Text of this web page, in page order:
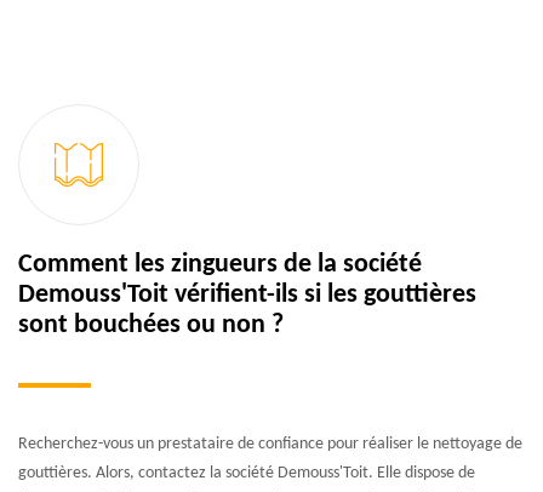
Comment les zingueurs de la société
Demouss'Toit vérifient-ils si les gouttières
sont bouchées ou non ?
Recherchez-vous un prestataire de confiance pour réaliser le nettoyage de
gouttières. Alors, contactez la société Demouss'Toit. Elle dispose de